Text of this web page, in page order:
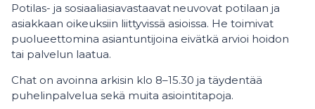
Potilas- ja sosiaaliasiavastaavat neuvovat potilaan ja
asiakkaan oikeuksiin liittyvissä asioissa. He toimivat
puolueettomina asiantuntijoina eivätkä arvioi hoidon
tai palvelun laatua.
Chat on avoinna arkisin klo 8–15.30 ja täydentää
puhelinpalvelua sekä muita asiointitapoja.